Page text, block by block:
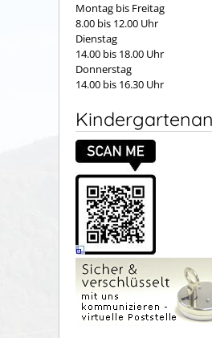
Montag bis Freitag
8.00 bis 12.00 Uhr
Dienstag
14.00 bis 18.00 Uhr
Donnerstag
14.00 bis 16.30 Uhr